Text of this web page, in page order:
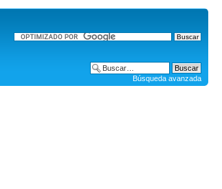
Búsqueda avanzada